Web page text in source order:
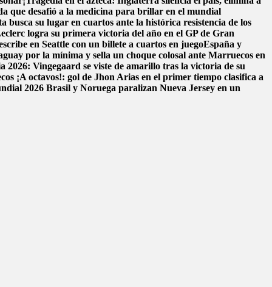
que desafió a la medicina para brillar en el mundial
busca su lugar en cuartos ante la histórica resistencia de los
logra su primera victoria del año en el GP de Gran
en Seattle con un billete a cuartos en juegoEspaña y
por la mínima y sella un choque colosal ante Marruecos en
2026: Vingegaard se viste de amarillo tras la victoria de su
¡A octavos!: gol de Jhon Arias en el primer tiempo clasifica a
2026 Brasil y Noruega paralizan Nueva Jersey en un